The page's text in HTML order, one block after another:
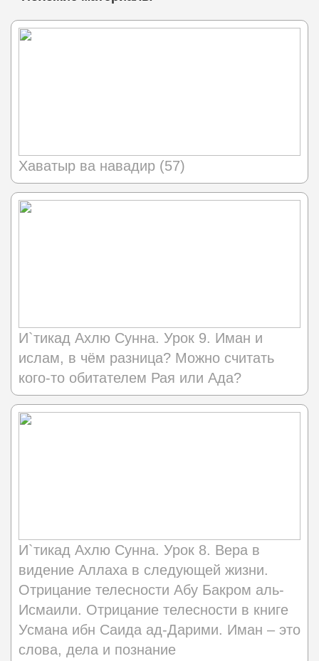
Хаватыр ва навадир (57)
И`тикад Ахлю Сунна. Урок 9. Иман и
ислам, в чём разница? Можно считать
кого-то обитателем Рая или Ада?
И`тикад Ахлю Сунна. Урок 8. Вера в
видение Аллаха в следующей жизни.
Отрицание телесности Абу Бакром аль-
Исмаили. Отрицание телесности в книге
Усмана ибн Саида ад-Дарими. Иман – это
слова, дела и познание